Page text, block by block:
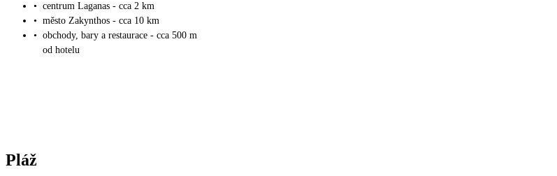
• centrum Laganas - cca 2 km
• město Zakynthos - cca 10 km
• obchody, bary a restaurace - cca 500 m
od hotelu
Pláž